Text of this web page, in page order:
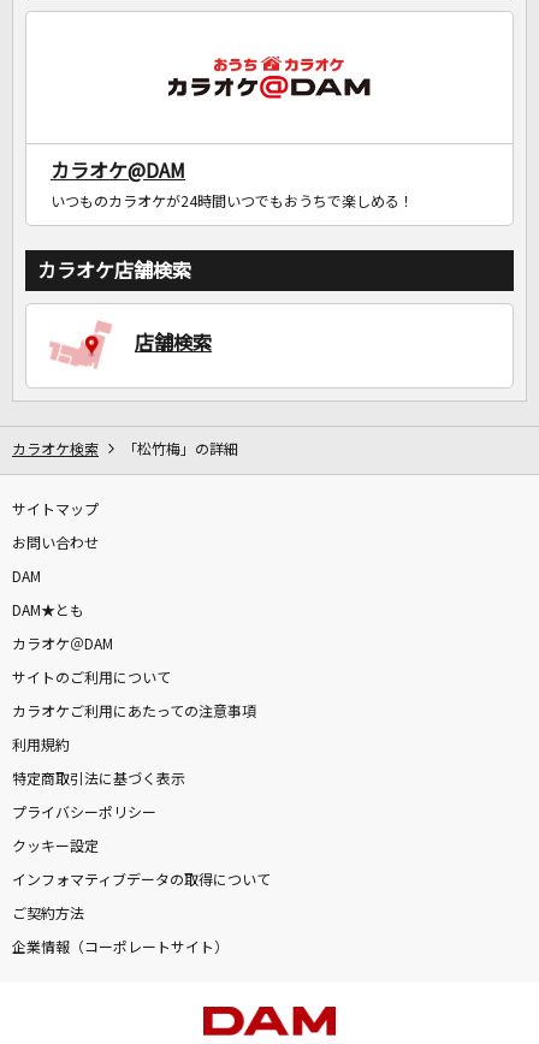
カラオケ@DAM
いつものカラオケが24時間いつでもおうちで楽しめる！
カラオケ店舗検索
店舗検索
カラオケ検索 「松竹梅」の詳細
サイトマップ
お問い合わせ
DAM
DAM★とも
カラオケ＠DAM
サイトのご利用について
カラオケご利用にあたっての注意事項
利用規約
特定商取引法に基づく表示
プライバシーポリシー
クッキー設定
インフォマティブデータの取得について
ご契約方法
企業情報（コーポレートサイト）